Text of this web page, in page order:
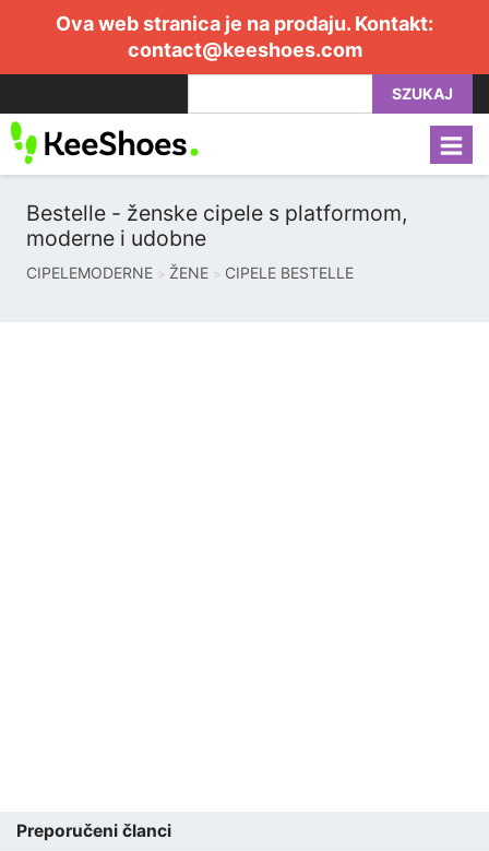
Ova web stranica je na prodaju. Kontakt:
contact@keeshoes.com
SZUKAJ
Bestelle - ženske cipele s platformom,
moderne i udobne
CIPELEMODERNE ŽENE CIPELE BESTELLE
Preporučeni članci